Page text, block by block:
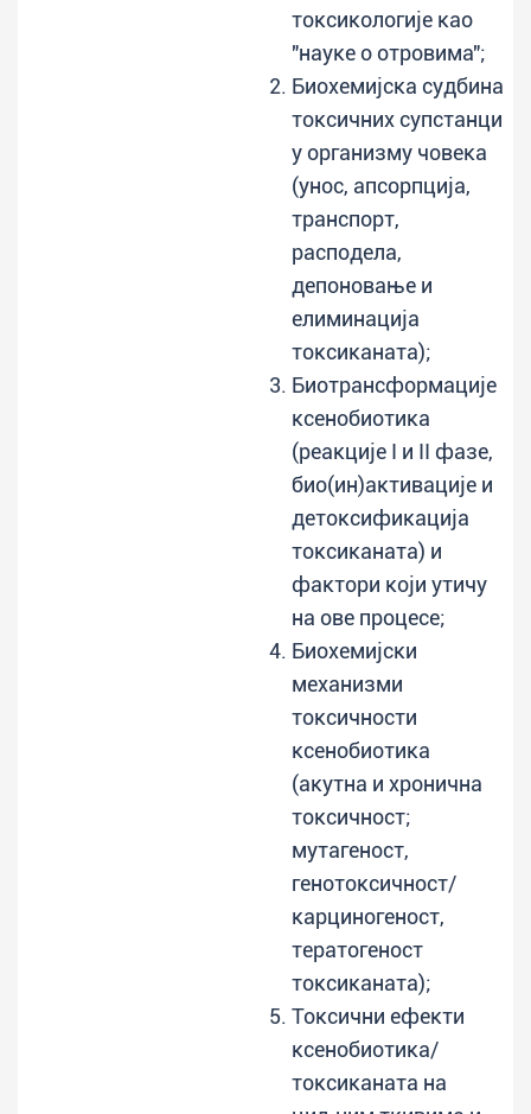
токсикологије као
"науке о отровима";
Биохемијска судбина
токсичних супстанци
у организму човека
(унос, апсорпција,
транспорт,
расподела,
депоновање и
елиминација
токсиканата);
Биотрансформације
ксенобиотика
(реакције I и II фазе,
био(ин)активације и
детоксификација
токсиканата) и
фактори који утичу
на ове процесе;
Биохемијски
механизми
токсичности
ксенобиотика
(акутна и хронична
токсичност;
мутагеност,
генотоксичност/
карциногеност,
тератогеност
токсиканата);
Токсични ефекти
ксенобиотика/
токсиканата на